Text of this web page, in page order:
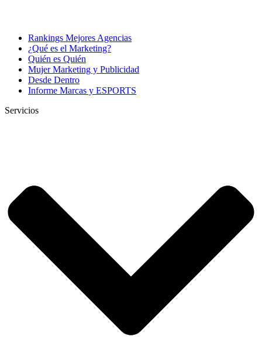
Rankings Mejores Agencias
¿Qué es el Marketing?
Quién es Quién
Mujer Marketing y Publicidad
Desde Dentro
Informe Marcas y ESPORTS
Servicios